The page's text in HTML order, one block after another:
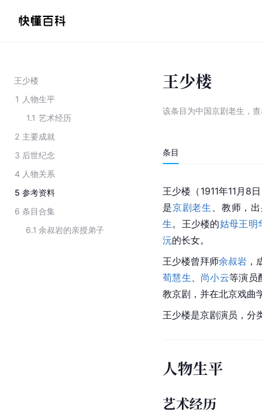
王少楼
1 人物生平
1.1 艺术经历
2 主要成就
3 后世纪念
4 人物关系
5 参考资料
6 条目合集
6.1 余叔岩的亲授弟子
王少楼
该条目为中国京剧老生 ，
条目
王少楼（1911年11月8
是京剧老生 、教师，
生。王少楼的姑母王明
沅的长女。
王少楼曾拜师余叔岩
荀慧生
尚小云等演员
教京剧，并在北京戏曲
王少楼是京剧演员，分
人物生平
艺术经历